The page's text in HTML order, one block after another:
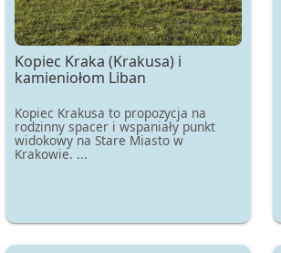
Kopiec Kraka (Krakusa) i
kamieniołom Liban
Kopiec Krakusa to propozycja na
rodzinny spacer i wspaniały punkt
widokowy na Stare Miasto w
Krakowie. ...